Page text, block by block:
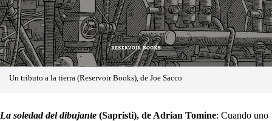
Un tributo a la tierra (Reservoir Books), de Joe Sacco
La soledad del dibujante (Sapristi), de Adrian Tomine: Cuando uno